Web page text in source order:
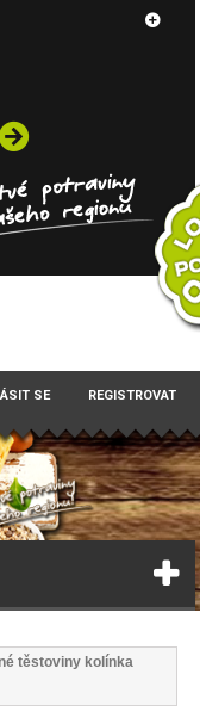
SE REGISTROVAT
těstoviny kolínka